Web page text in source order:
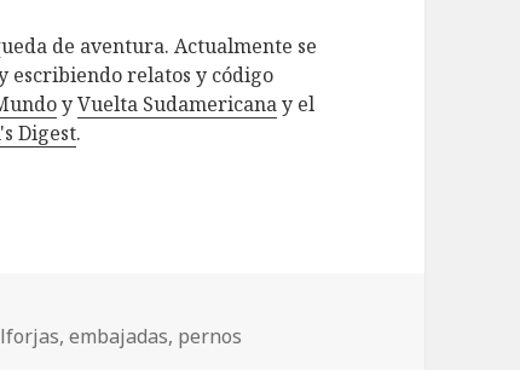
de aventura. Actualmente se
escribiendo relatos y código
yVuelta Sudamericanay el
Digest.
,embajadas, pernos